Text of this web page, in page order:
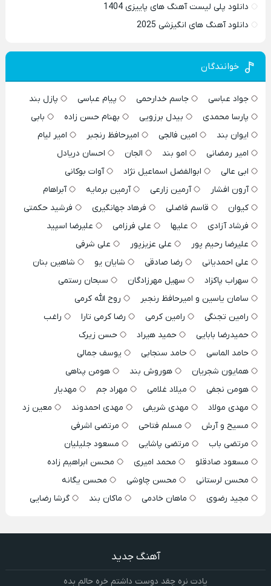
دانلود پلی لیست آهنگ های پاییزی 1404
دانلود آهنگ های انگیزشی 2025
خوانندگان
جواد عباسی جاسم خدارحمی پیام عباسی
پازل بند
پارسا محمدی
بیدل برزویی بهنام حسن زاده
بابی
ایوان بند
امین فالجی امیرحافظ رنجبر
امیر لیام
امیر رمضانی
امو بند الجان
احسان دریادل
ابی عالی
ابوالفضل اسماعیل نژاد
آوات بوکانی
آرون افشار
آرمین زارعی آرمین برمایه
آبراهام
کیوان
قاسم فاضلی فرهاد جهانگیری
فرشید حکمتی
فرشاد آزادی
علیها علی فرزامی
علیرضا اسپید
علیرضا رحیم پور
علی عزیزپور
علی شرفی
علی احمدیانی
رضا صادقی شایان یو
شاهین بنان
سهراب پاکزاد
سهیل مهرزادگان
سبحان رستمی
سامان یاسین و امیرحافظ رنجبر
روح الله کرمی
رامین تجنگی
رامین کرمی رضا کرمی تارا
راغب
حمیدرضا بابایی
حمید هیراد
حسن زیرک
حامد الماسی
حامد سنجابی
یوسف جمالی
همایون شجریان
هوروش بند
هومن پناهی
هومن نجفی
میلاد غلامی مهراد جم
مهدیار
مهدی مولاد
مهدی شریفی مهدی احمدوند
معین زد
مسیح و آرش
مسلم فتاحی
مرتضی اشرفی
مرتضی باب
مرتضی پاشایی
مسعود جلیلیان
مسعود صادقلو
محمد امیری
محسن ابراهیم زاده
محسن لرستانی
محسن چاوشی
محسن یگانه
مجید رضوی
ماهان خادمی ماکان بند گرشا رضایی
آهنگ جدید
یادت نره چقد دوست داشتم خره حالم بده